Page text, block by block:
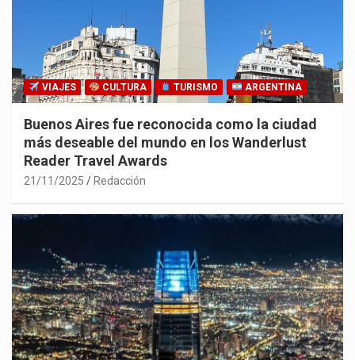
VIAJES CULTURA TURISMO ARGENTINA
Buenos Aires fue reconocida como la ciudad
más deseable del mundo en los Wanderlust
Reader Travel Awards
21/11/2025 Redacción